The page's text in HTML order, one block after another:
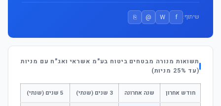
שיתוף: f
W
@
⎘
תשואות מנורה מבטחים ביטוח בע"מ אשראי ואג"ח עם מניות
(עד 25% מניות)
חודש אחרון שנה אחרונה 3 שנים (שנתי) 5 שנים (שנתי)